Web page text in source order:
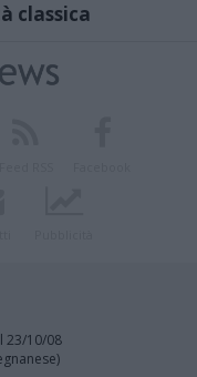
classica
23/10/08